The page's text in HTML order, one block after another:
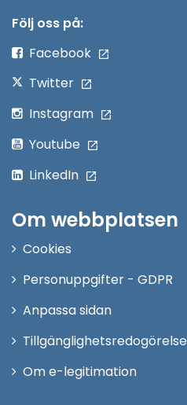
Följ oss på:
Facebook
Twitter
Instagram
Youtube
LinkedIn
Om webbplatsen
Cookies
Personuppgifter - GDPR
Anpassa sidan
Tillgänglighetsredogörelse
Om e-legitimation